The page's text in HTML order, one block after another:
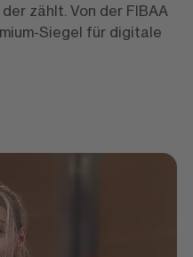
zählt. Von der FIBAA
Siegel für digitale